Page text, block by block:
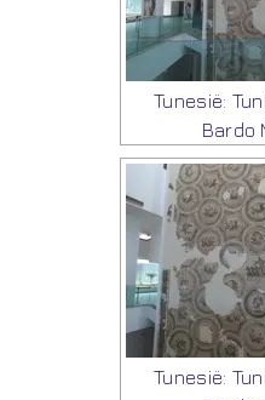
Tunesië:
Bardo
Tunesië: